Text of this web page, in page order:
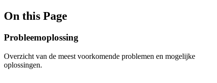
On this Page
Probleemoplossing
Overzicht van de meest voorkomende problemen en mogelijke
oplossingen.